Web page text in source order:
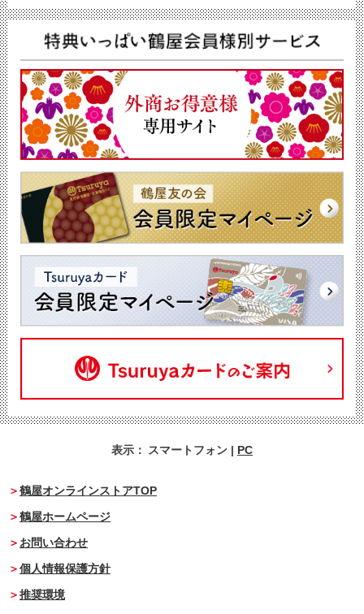
表示： スマートフォン | PC
鶴屋オンラインストアTOP
鶴屋ホームページ
お問い合わせ
個人情報保護方針
推奨環境